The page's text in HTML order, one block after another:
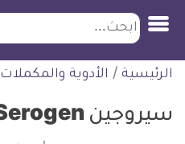
التخطي
للمحتوى
ابحث
الرئيسية / الأدوية والمكملات
سيروجين Serogen مضاد للذهان